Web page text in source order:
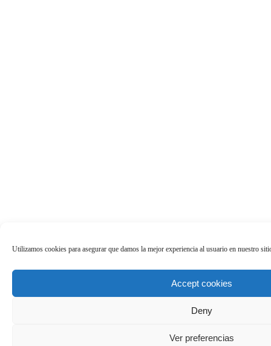
Utilizamos cookies para asegurar que damos la mejor experiencia al usuario en nuestro
Accept cookies
Deny
Ver preferencias